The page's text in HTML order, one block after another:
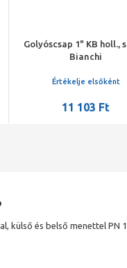
Golyóscsap 1" KB holl.,
Bianchi
Értékelje elsőként
11 103 Ft
külső és belső menettel PN